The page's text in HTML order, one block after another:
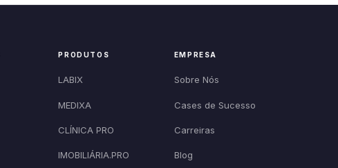
PRODUTOS
LABIX
MEDIXA
CLÍNICA PRO
IMOBILIÁRIA.PRO
EMPRESA
Sobre Nós
Cases de Sucesso
Carreiras
Blog